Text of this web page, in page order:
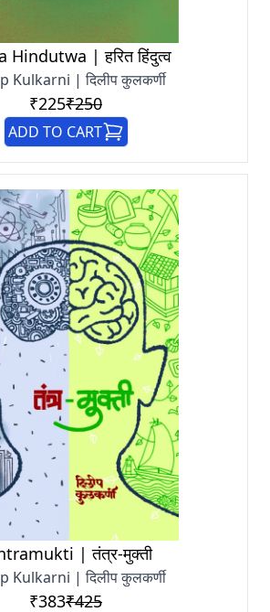
Hindutwa | हरित हिंदुत्व
Kulkarni | दिलीप कुलकर्णी
₹225₹250
ADD TO CART
| तंत्र-मुक्ती
Kulkarni | दिलीप कुलकर्णी
₹383₹425